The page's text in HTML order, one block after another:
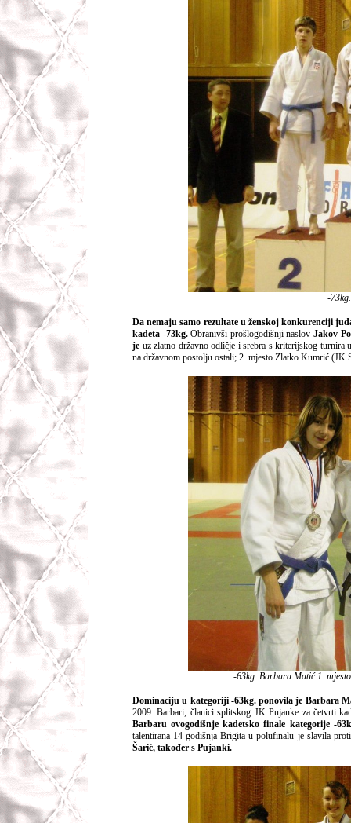
-
Da nemaju samo rezultate u ženskoj konkurenciji
kadeta -73kg.Obranivši prošlogodišnji naslovJakov
je uz zlatno državno odličje i srebra s kriterijskog turnira
na državnom postolju ostali; 2. mjesto Zlatko Kumrić
-63kg. Barbara Matić 1.
Dominaciju u kategoriji -63kg. ponovila je Barbara
2009. Barbari, članici splitskog JK Pujanke za četvrti
Barbaru ovogodišnje kadetsko finale kategorije -
talentirana 14-godišnja Brigita u polufinalu je slavila
Šarić, također s Pujanki.